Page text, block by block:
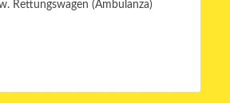
Rettungswagen (Ambulanza)